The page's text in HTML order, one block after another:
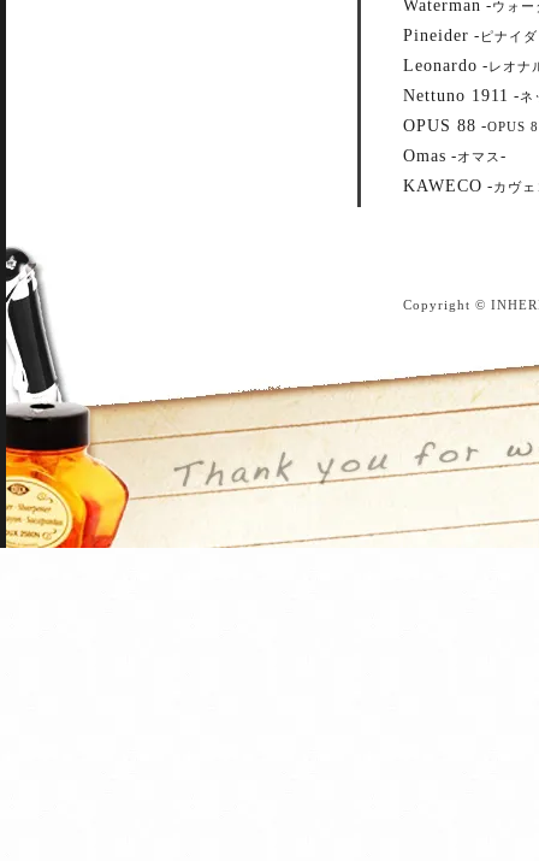
Waterman -ウォー
Pineider - ピナイ
Leonardo -レオナ
Nettuno 1911 -ネ
OPUS 88 -OPUS
Omas -オマス -
KAWECO -カヴェ
Copyright ©